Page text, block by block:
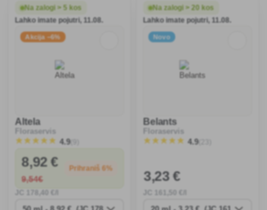
Na zalogi > 5 kos
Lahko imate pojutri, 11.08.
Akcija −6%
Altela
Floraservis
4.9(9)
8,92 €
9,54€
Prihraniš 6%
Na zalogi > 20 kos
Lahko imate pojutri, 11.08.
Novo
Belants
Floraservis
4.9(23)
3,23 €